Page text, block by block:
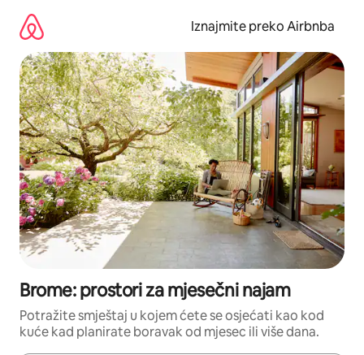
sadržaj
Iznajmite preko Airbnba
Brome: prostori za mjesečni najam
Potražite smještaj u kojem ćete se osjećati kao kod
kuće kad planirate boravak od mjesec ili više dana.